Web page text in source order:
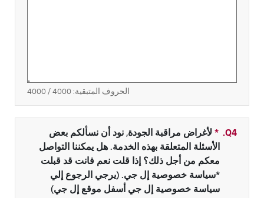
الحروف المتبقية:4000
/ 4000
Q4.
*حقل مطلوب
لأغراض مراقبة الجودة, نود أن نسألكم بعض
الأسئلة المتعلقة بهذه الخدمة. هل يمكننا التواصل
معكم من أجل ذلك؟ إذا قلت نعم فانت قد قبلت
*سياسة خصوصية إل جي. (يرجي الرجوع إلي
سياسة خصوصية إل جي أسفل موقع إل جي)